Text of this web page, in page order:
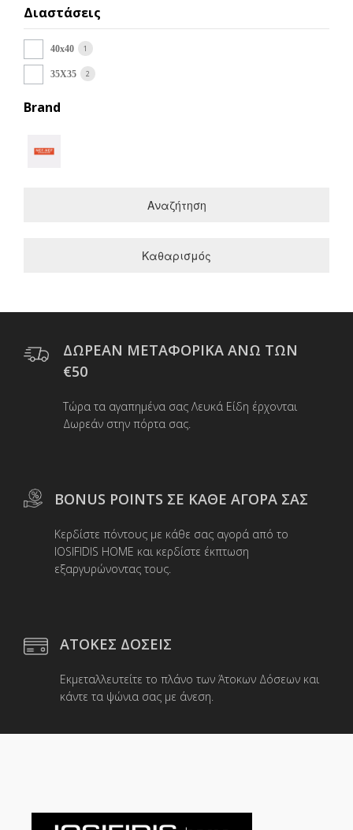
Διαστάσεις
40x40 1
35Χ35 2
Brand
Αναζήτηση
Καθαρισμός
ΔΩΡΕΑΝ ΜΕΤΑΦΟΡΙΚΑ ΑΝΩ ΤΩΝ
€50
Τώρα τα αγαπημένα σας Λευκά Είδη έρχονται
Δωρεάν στην πόρτα σας.
BONUS POINTS ΣΕ ΚΑΘΕ ΑΓΟΡΑ ΣΑΣ
Κερδίστε πόντους με κάθε σας αγορά από το
IOSIFIDIS HOME και κερδίστε έκπτωση
εξαργυρώνοντας τους.
ΑΤΟΚΕΣ ΔΟΣΕΙΣ
Εκμεταλλευτείτε το πλάνο των Άτοκων Δόσεων και
κάντε τα ψώνια σας με άνεση.